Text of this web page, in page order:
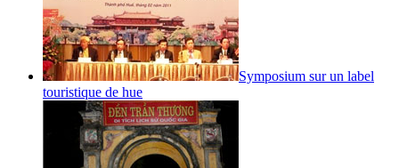
Symposium sur un label
touristique de hue